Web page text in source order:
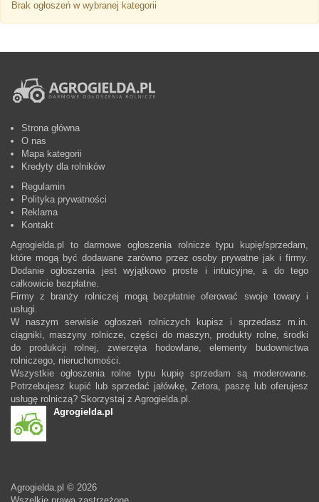
Brak ogłoszeń w wybranej kategorii
Strona główna
O nas
Mapa kategorii
Kredyty dla rolników
Regulamin
Polityka prywatności
Reklama
Kontakt
Agrogielda.pl to darmowe ogłoszenia rolnicze typu kupię/sprzedam,
które mogą być dodawane zarówno przez osoby prywatne jak i firmy.
Dodanie ogłoszenia jest wyjątkowo proste i intuicyjne, a do tego
całkowicie bezpłatne.
Firmy z branży rolniczej mogą bezpłatnie oferować swoje towary i
usługi.
W naszym serwisie ogłoszeń rolniczych kupisz i sprzedasz m.in.
ciągniki, maszyny rolnicze, części do maszyn, produkty rolne, środki
do produkcji rolnej, zwierzęta hodowlane, elementy budownictwa
rolniczego, nieruchomości.
Wszystkie ogłoszenia rolne typu kupię sprzedam są moderowane.
Potrzebujesz kupić lub sprzedać jałówkę, Zetora, paszę lub oferujesz
usługę rolniczą? Skorzystaj z Agrogielda.pl.
Agrogielda.pl
Agrogielda.pl © 2026